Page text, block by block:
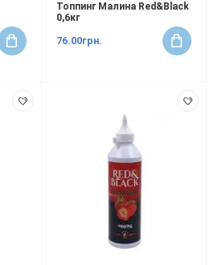
Топпинг Малина Red&Black
0,6кг
76.00грн.